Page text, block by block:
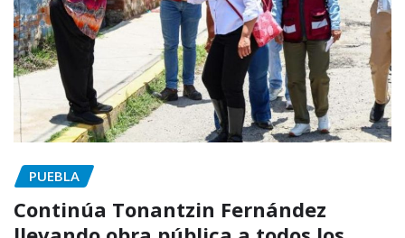
PUEBLA
Continúa Tonantzin Fernández